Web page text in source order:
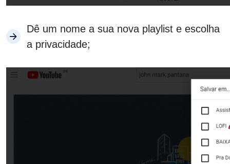
Dê um nome a sua nova playlist e escolha
a privacidade;